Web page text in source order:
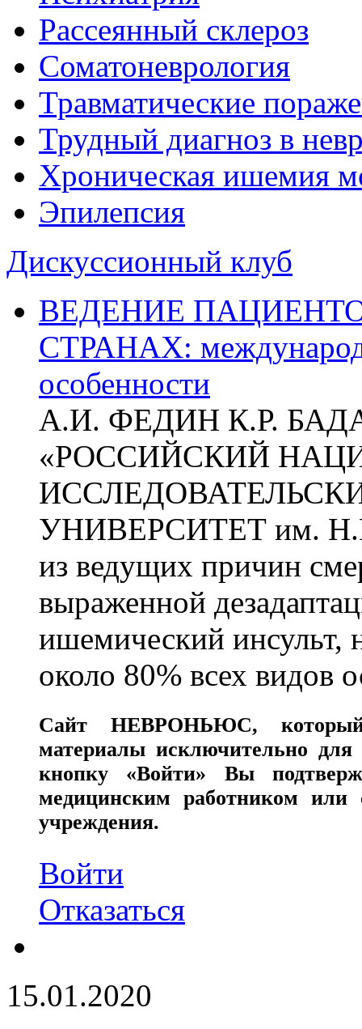
Рассеянный склероз
Соматоневрология
Травматические
Трудный диагноз в
Хроническая ишемия
Эпилепсия
Дискуссионный клуб
ВЕДЕНИЕ
СТРАНАХ:
особенности
А.И. ФЕДИН К.Р.
«РОССИЙСКИЙ
УНИВЕРСИТЕТ им.
из ведущих причин
выраженной
ишемический инсульт,
около 80% всех видов
СайтНЕВРОНЬЮС,
материалы исключительно для
кнопку «Войти» Вы
медицинским работником или
учреждения.
Войти
Отказаться
15.01.2020